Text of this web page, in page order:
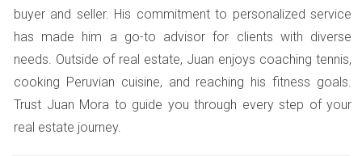
Aprovecha la conveniencia que ofrece vivir
en Brickell.
3. Coral Gables: Un Toque Clásico
Coral Gables combina historia con modernidad. Las
calles arboladas y los edificios históricos ofrecen un
buyer and seller. His commitment to personalized service
has made him a go-to advisor for clients with diverse
needs. Outside of real estate, Juan enjoys coaching tennis,
cooking Peruvian cuisine, and reaching his fitness goals.
Trust Juan Mora to guide you through every step of your
real estate journey.